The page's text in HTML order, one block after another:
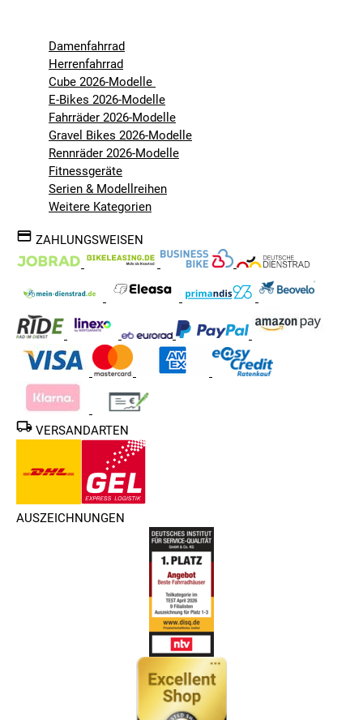
Damenfahrrad
Herrenfahrrad
Cube 2026-Modelle
E-Bikes 2026-Modelle
Fahrräder 2026-Modelle
Gravel Bikes 2026-Modelle
Rennräder 2026-Modelle
Fitnessgeräte
Serien & Modellreihen
Weitere Kategorien
ZAHLUNGSWEISEN
VERSANDARTEN
AUSZEICHNUNGEN